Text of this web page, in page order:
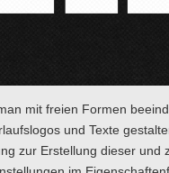
mit freien Formen
und Texte
zur Erstellung dieser und